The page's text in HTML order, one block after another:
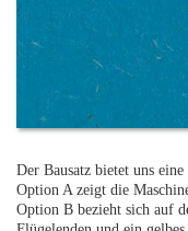
Der Bausatz bietet uns
Option A zeigt die
Option B bezieht sich auf